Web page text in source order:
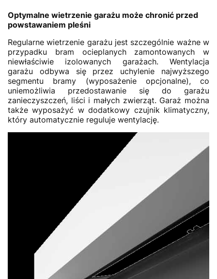
Optymalne wietrzenie garażu może chronić przed
powstawaniem pleśni
Regularne wietrzenie garażu jest szczególnie ważne w
przypadku bram ocieplanych zamontowanych w
niewłaściwie izolowanych garażach. Wentylacja
garażu odbywa się przez uchylenie najwyższego
segmentu bramy (wyposażenie opcjonalne), co
uniemożliwia przedostawanie się do garażu
zanieczyszczeń, liści i małych zwierząt. Garaż można
także wyposażyć w dodatkowy czujnik klimatyczny,
który automatycznie reguluje wentylację.